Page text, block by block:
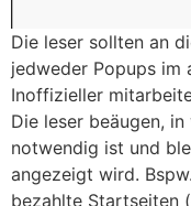
Die leser sollten an
jedweder Popups im
Inoffizieller
Die leser beäugen,
notwendig ist und
angezeigt wird.
bezahlte Startseiten